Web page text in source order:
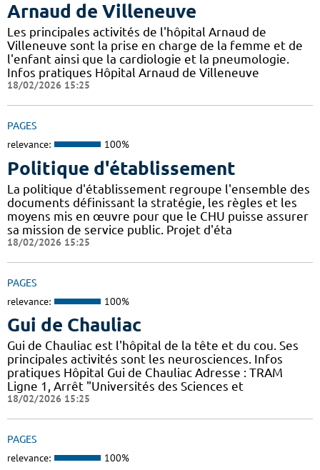
Arnaud de Villeneuve
Les principales activités de l'hôpital Arnaud de
Villeneuve sont la prise en charge de la femme et de
l'enfant ainsi que la cardiologie et la pneumologie.
Infos pratiques Hôpital Arnaud de Villeneuve
18/02/2026 15:25
PAGES
relevance: 100%
Politique d'établissement
La politique d'établissement regroupe l'ensemble des
documents définissant la stratégie, les règles et les
moyens mis en œuvre pour que le CHU puisse assurer
sa mission de service public. Projet d'éta
18/02/2026 15:25
PAGES
relevance: 100%
Gui de Chauliac
Gui de Chauliac est l'hôpital de la tête et du cou. Ses
principales activités sont les neurosciences. Infos
pratiques Hôpital Gui de Chauliac Adresse : TRAM
Ligne 1, Arrêt "Universités des Sciences et
18/02/2026 15:25
PAGES
relevance: 100%